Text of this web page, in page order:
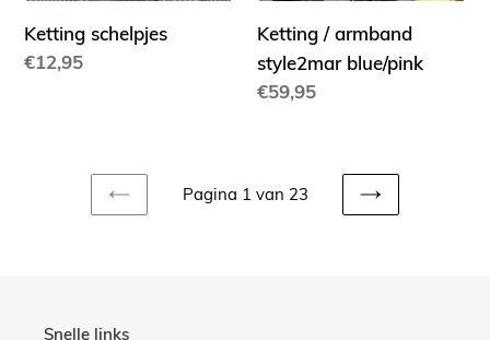
Ketting schelpjes
Normale
€12,95
Ketting / armband
style2mar blue/pink
Normale
€59,95
VORIGE
Pagina 1 van 23
VOLGENDE
Snelle links